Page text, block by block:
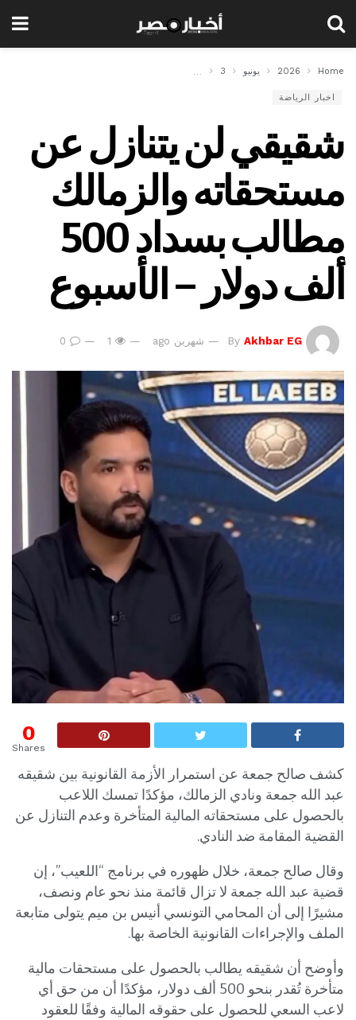
Home
2026 يونيو 3
اخبار الرياضة
شقيقي لن يتنازل عن
مستحقاته والزمالك
مطالب بسداد 500
ألف دولار – الأسبوع
By Akhbar EG شهرين ago
0
Shares
كشف صالح جمعة عن استمرار الأزمة القانونية بين شقيقه
عبد الله جمعة ونادي الزمالك، مؤكدًا تمسك اللاعب
بالحصول على مستحقاته المالية المتأخرة وعدم التنازل عن
القضية المقامة ضد النادي.
وقال صالح جمعة، خلال ظهوره في برنامج “اللعيب”، إن
قضية عبد الله جمعة لا تزال قائمة منذ نحو عام ونصف،
مشيرًا إلى أن المحامي التونسي أنيس بن ميم يتولى متابعة
الملف والإجراءات القانونية الخاصة بها.
وأوضح أن شقيقه يطالب بالحصول على مستحقات مالية
متأخرة تُقدر بنحو 500 ألف دولار، مؤكدًا أن من حق أي
لاعب السعي للحصول على حقوقه المالية وفقًا للعقود